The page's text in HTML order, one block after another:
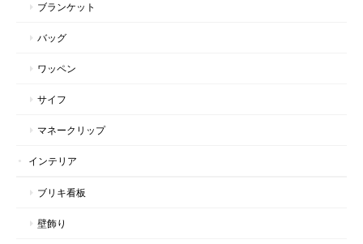
ブランケット
バッグ
ワッペン
サイフ
マネークリップ
インテリア
ブリキ看板
壁飾り